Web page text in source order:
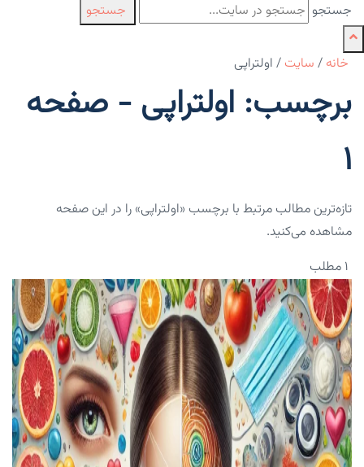
جستجو جستجو
خانه / سایت / اولتراپی
برچسب: اولتراپی - صفحه
1
تازه‌ترین مطالب مرتبط با برچسب «اولتراپی» را در این صفحه
مشاهده می‌کنید.
۱ مطلب